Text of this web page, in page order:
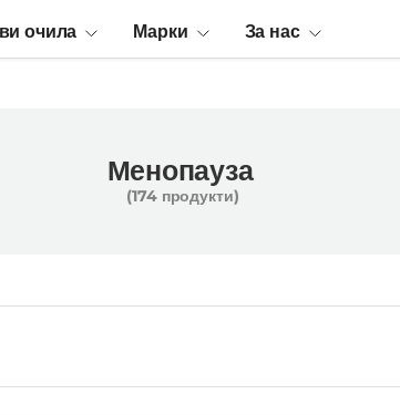
очила Марки За нас
Менопауза
(174 продукти)